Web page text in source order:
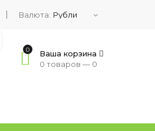
Валюта:
0
Ваша корзина
0 товаров — 0